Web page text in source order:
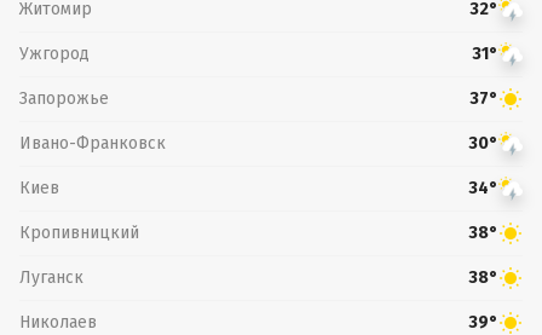
Житомир 32°
Ужгород 31°
Запорожье 37°
Ивано-Франковск 30°
Киев 34°
Кропивницкий 38°
Луганск 38°
Николаев 39°